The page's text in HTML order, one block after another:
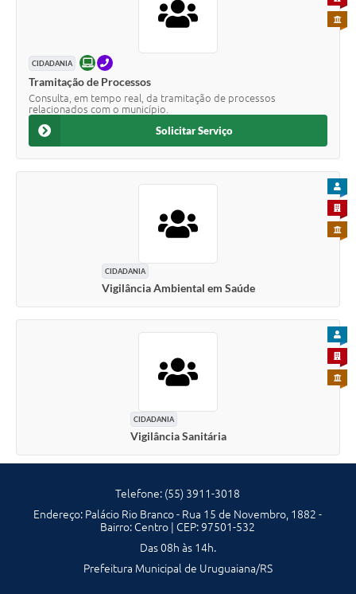
CIDADANIA ONLINETELEFONE
Tramitação de Processos
Consulta, em tempo real, da tramitação de processos
relacionados com o município.
PARA
Solicitar Serviço
CIDADANIA
Vigilância Ambiental em Saúde
PARA
PARA
CIDADANIA
Vigilância Sanitária
PARA
PARA
Telefone: (55) 3911-3018
Endereço: Palácio Rio Branco - Rua 15 de Novembro, 1882 -
Bairro: Centro | CEP: 97501-532
Das 08h às 14h.
Prefeitura Municipal de Uruguaiana/RS